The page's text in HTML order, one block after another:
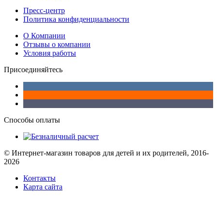
Пресс-центр
Политика конфиденциальности
О Компании
Отзывы о компании
Условия работы
Присоединяйтесь
Способы оплаты
© Интернет-магазин товаров для детей и их родителей, 2016-
2026
Контакты
Карта сайта